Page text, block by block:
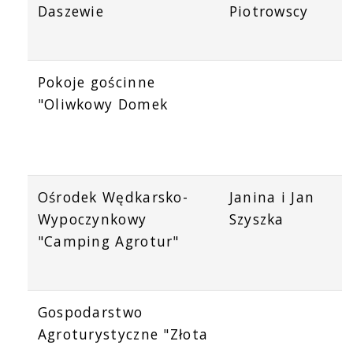
Daszewie
Piotrowscy
Pokoje gościnne
"Oliwkowy Domek
Ośrodek Wędkarsko-
Wypoczynkowy
"Camping Agrotur"
Janina i Jan
Szyszka
Gospodarstwo
Agroturystyczne "Złota